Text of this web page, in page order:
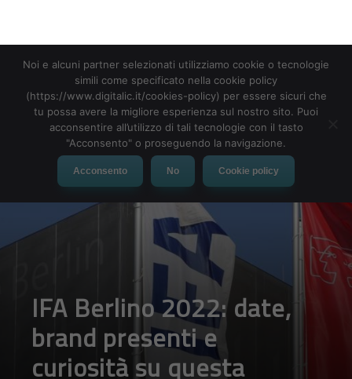
IFA Berlino 2022: date,
brand presenti e
curiosità su questa
edizione
tu possa avere la migliore esperienza sul nostro sito. Puoi
acconsentire all’utilizzo di tali tecnologie con il tasto
"Acconsento" o proseguendo la navigazione.
Acconsento No Cookie policy